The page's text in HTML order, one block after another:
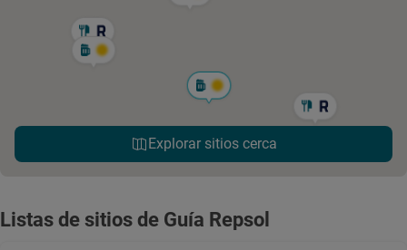
Explorar sitios cerca
Listas de sitios de Guía Repsol